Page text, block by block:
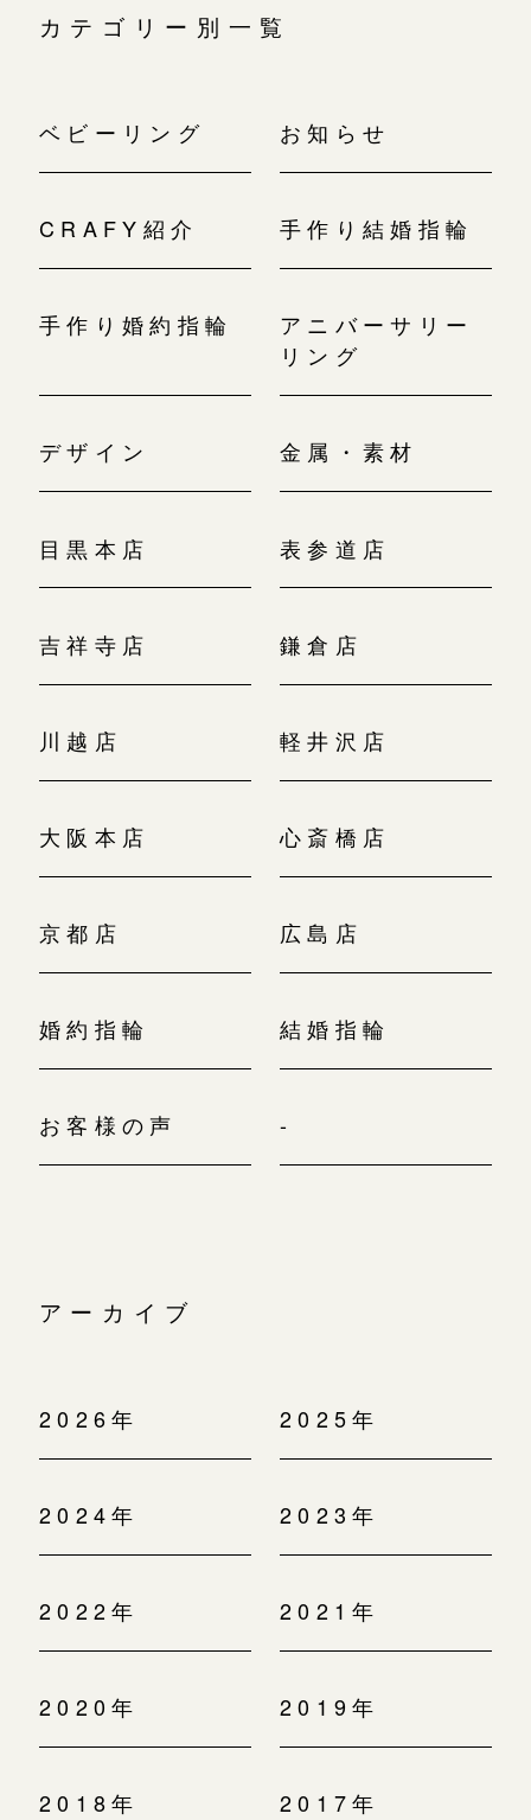
カテゴリー別一覧
ベビーリング お知らせ
CRAFY紹介 手作り結婚指輪
手作り婚約指輪
アニバーサリー
リング
デザイン 金属・素材
目黒本店 表参道店
吉祥寺店 鎌倉店
川越店 軽井沢店
大阪本店 心斎橋店
京都店 広島店
婚約指輪 結婚指輪
お客様の声 -
アーカイブ
2026年 2025年
2024年 2023年
2022年 2021年
2020年 2019年
2018年 2017年